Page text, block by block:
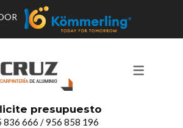
Y
Y TECHOS
presupuesto
836 666 /956 858 196